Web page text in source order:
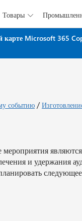
Товары 
Microsoft 365
событию /
и удержания